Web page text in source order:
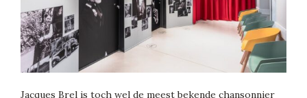
Jacques Brel is toch wel de meest bekende chansonnier